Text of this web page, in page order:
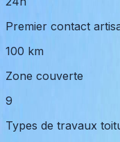
Premier contact
100 km
Zone couverte
9
Types de travaux